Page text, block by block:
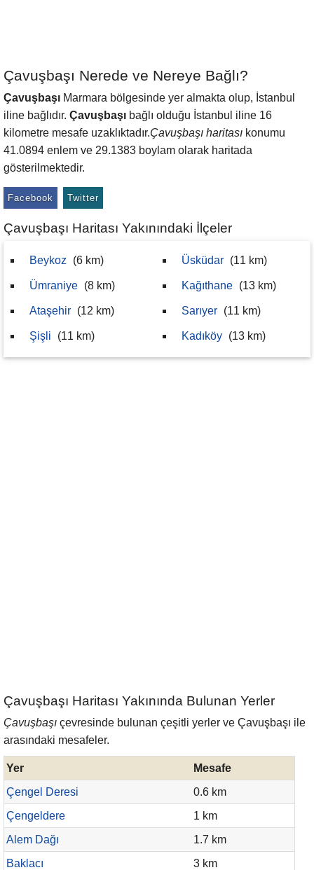
Çavuşbaşı Nerede ve Nereye Bağlı?
Çavuşbaşı Marmara bölgesinde yer almakta olup, İstanbul
iline bağlıdır. Çavuşbaşı bağlı olduğu İstanbul iline 16
kilometre mesafe uzaklıktadır.Çavuşbaşı haritası konumu
41.0894 enlem ve 29.1383 boylam olarak haritada
gösterilmektedir.
Facebook Twitter
Çavuşbaşı Haritası Yakınındaki İlçeler
Beykoz (6 km)
Ümraniye (8 km)
Ataşehir (12 km)
Şişli (11 km)
Üsküdar (11 km)
Kağıthane (13 km)
Sarıyer (11 km)
Kadıköy (13 km)
Çavuşbaşı Haritası Yakınında Bulunan Yerler
Çavuşbaşı çevresinde bulunan çeşitli yerler ve Çavuşbaşı ile
arasındaki mesafeler.
Yer
Mesafe
Çengel Deresi
0.6 km
Çengeldere
1 km
Alem Dağı
1.7 km
Baklacı
3 km